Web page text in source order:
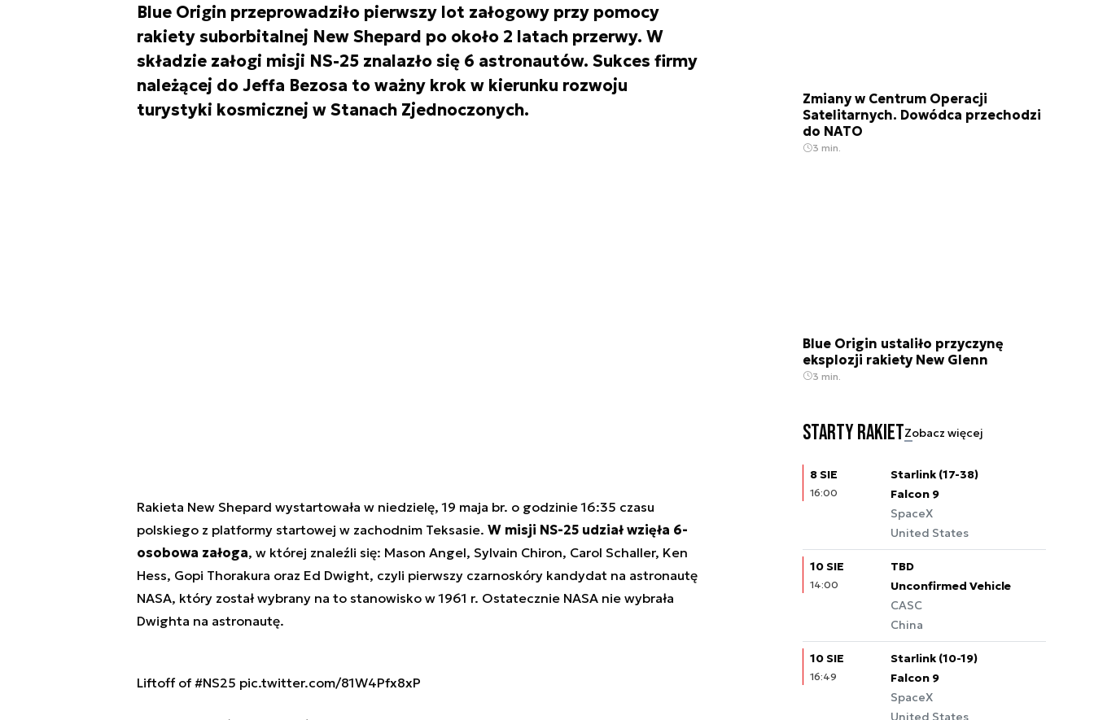
Blue Origin przeprowadziło pierwszy lot załogowy przy pomocy
rakiety suborbitalnej New Shepard po około 2 latach przerwy. W
składzie załogi misji NS-25 znalazło się 6 astronautów. Sukces firmy
należącej do Jeffa Bezosa to ważny krok w kierunku rozwoju
turystyki kosmicznej w Stanach Zjednoczonych.
Rakieta New Shepard wystartowała w niedzielę, 19 maja br. o godzinie 16:35 czasu
polskiego z platformy startowej w zachodnim Teksasie. W misji NS-25 udział wzięła 6-
osobowa załoga, w której znaleźli się: Mason Angel, Sylvain Chiron, Carol Schaller, Ken
Hess, Gopi Thorakura oraz Ed Dwight, czyli pierwszy czarnoskóry kandydat na astronautę
NASA, który został wybrany na to stanowisko w 1961 r. Ostatecznie NASA nie wybrała
Dwighta na astronautę.
Liftoff of #NS25 pic.twitter.com/81W4Pfx8xP
Zmiany w Centrum Operacji
Satelitarnych. Dowódca przechodzi
do NATO
3 min.
Blue Origin ustaliło przyczynę
eksplozji rakiety New Glenn
3 min.
Starty rakietZobacz więcej
8 SIE
16:00
Starlink (17-38)
Falcon 9
SpaceX
United States
10 SIE
14:00
TBD
Unconfirmed Vehicle
CASC
China
10 SIE
16:49
Starlink (10-19)
Falcon 9
SpaceX
United States